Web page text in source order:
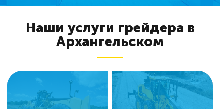
Наши услуги грейдера в
Архангельском